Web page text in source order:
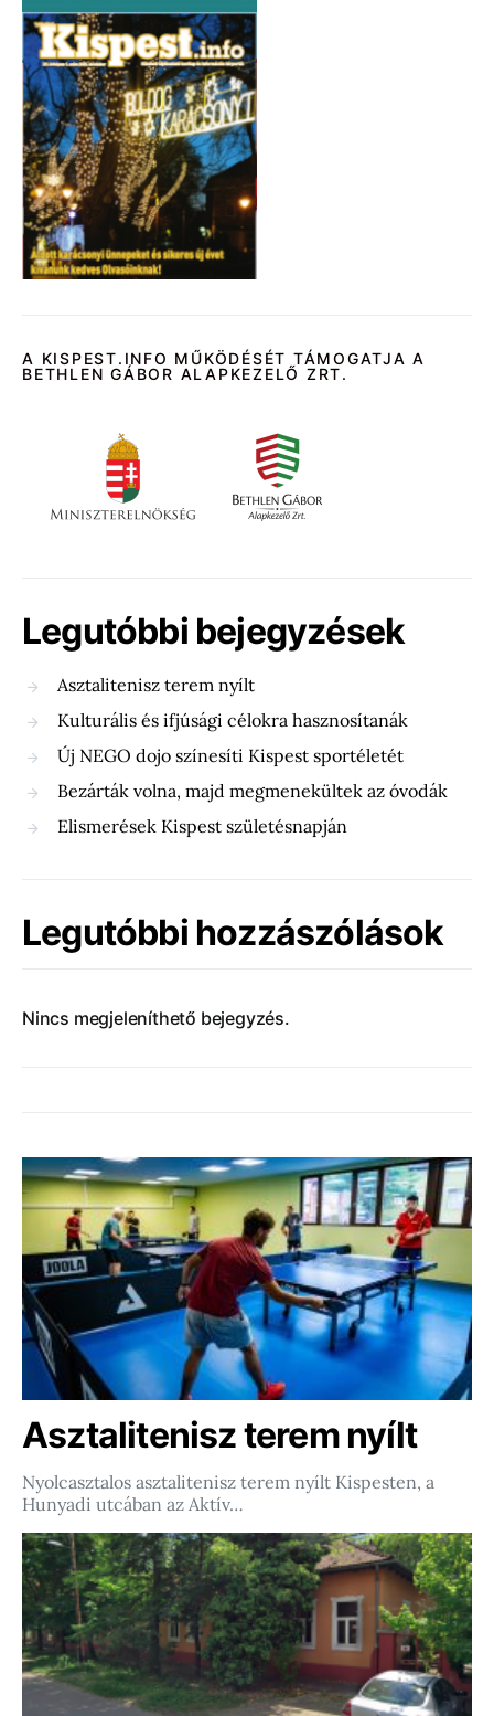
A KISPEST.INFO MŰKÖDÉSÉT TÁMOGATJA A
BETHLEN GÁBOR ALAPKEZELŐ ZRT.
Legutóbbi bejegyzések
Asztalitenisz terem nyílt
Kulturális és ifjúsági célokra hasznosítanák
Új NEGO dojo színesíti Kispest sportéletét
Bezárták volna, majd megmenekültek az óvodák
Elismerések Kispest születésnapján
Legutóbbi hozzászólások
Nincs megjeleníthető bejegyzés.
Asztalitenisz terem nyílt
Nyolcasztalos asztalitenisz terem nyílt Kispesten, a
Hunyadi utcában az Aktív…